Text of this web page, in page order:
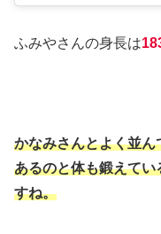
ふみやさんの身長は
かなみさんとよく並
あるのと体も鍛えて
すね。